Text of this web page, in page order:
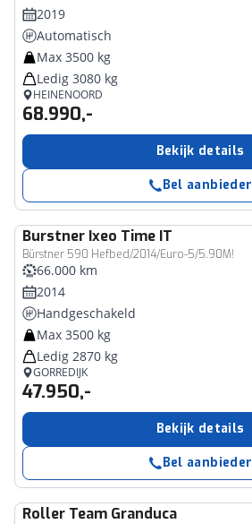
2019
Automatisch
Max 3500 kg
Ledig 3080 kg
HEINENOORD
68.990,-
Bekijk details
Bel aanbieder
Burstner Ixeo Time IT
Bürstner 590 Hefbed/2014/Euro-5/5.90M!
66.000 km
2014
Handgeschakeld
Max 3500 kg
Ledig 2870 kg
GORREDIJK
47.950,-
Bekijk details
Bel aanbieder
Roller Team Granduca